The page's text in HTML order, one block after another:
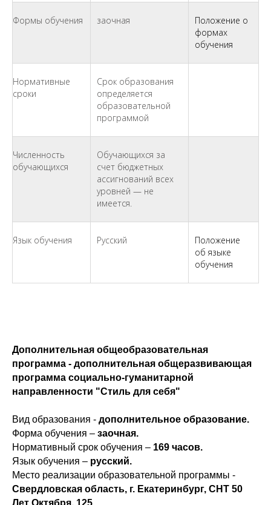
Формы обучения заочная
Положение о
формах
обучения
Нормативные
сроки
Срок образования
определяется
образовательной
программой
Численность
обучающихся
Обучающихся за
счет бюджетных
ассигнований всех
уровней — не
имеется.
Язык обучения Русский
Положение
об языке
обучения
Дополнительная общеобразовательная
программа - дополнительная общеразвивающая
программа социально-гуманитарной
направленности "Стиль для себя"
Вид образования - дополнительное образование.
Форма обучения – заочная.
Нормативный срок обучения – 169 часов.
Язык обучения – русский.
Место реализации образовательной программы -
Свердловская область, г. Екатеринбург, СНТ 50
Лет Октября, 125